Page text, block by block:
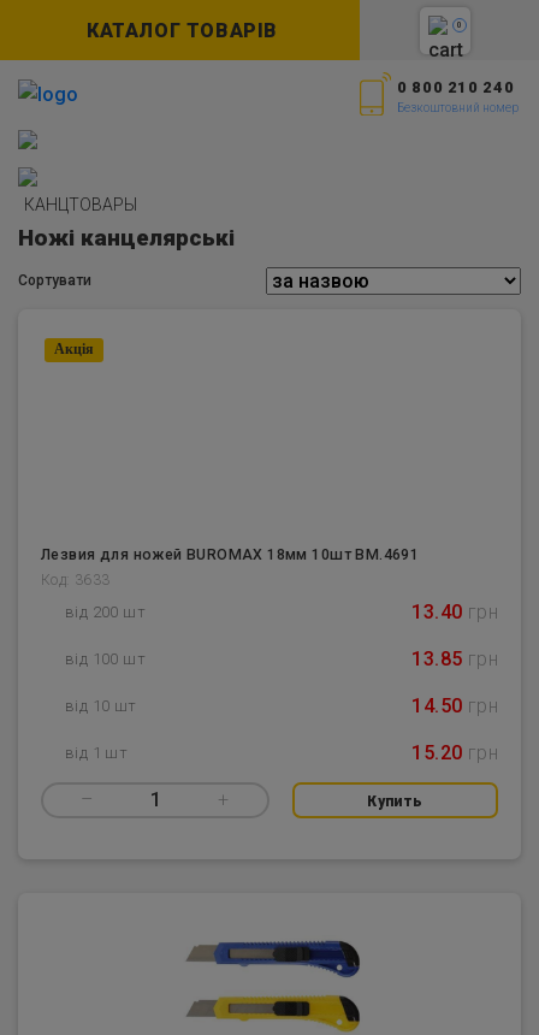
КАТАЛОГ ТОВАРІВ 0
0 800 210 240
Безкоштовний номер
КАНЦТОВАРЫ
Ножі канцелярські
Сортувати
Лезвия для ножей BUROMAX 18мм 10шт BM.4691
Код: 3633
від 200 шт 13.40 грн
від 100 шт 13.85 грн
від 10 шт 14.50 грн
від 1 шт 15.20 грн
– 1 + Купить
Акцiя